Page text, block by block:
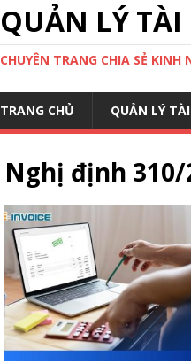
QUẢN LÝ TÀI
CHUYÊN TRANG CHIA SẺ
TRANG CHỦ QUẢN LÝ
Nghị định